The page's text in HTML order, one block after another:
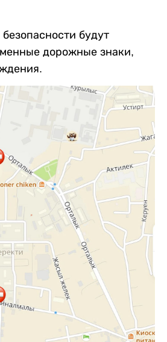
будут
дорожные знаки,